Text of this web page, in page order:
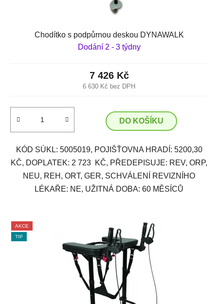
Chodítko s podpůrnou deskou DYNAWALK
Dodání 2 - 3 týdny
6 630 Kč bez DPH
7 426 Kč
DO KOŠÍKU
KÓD SÚKL: 5005019, POJIŠŤOVNA HRADÍ: 5200,30
KČ, DOPLATEK: 2 723 KČ, PŘEDEPISUJE: REV, ORP,
NEU, REH, ORT, GER, SCHVÁLENÍ REVIZNÍHO
LÉKAŘE: NE, UŽITNÁ DOBA: 60 MĚSÍCŮ
AKCE
TIP